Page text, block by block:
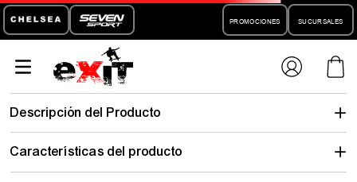
PROMOCIONES SUCURSALES
Descripción del Producto
Características del producto